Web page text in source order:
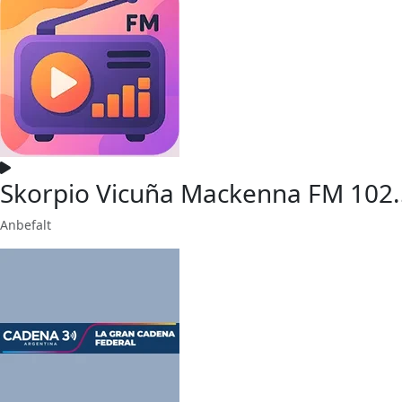
Skorpio Vicuña Mackenna FM
Anbefalt